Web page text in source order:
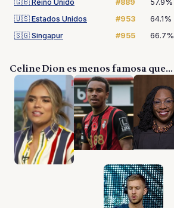
🇬🇧 Reino Unido #889
57.9%
🇺🇸 Estados Unidos #953
64.1%
🇸🇬 Singapur #955 66.7%
Celine Dion es menos famosa que...